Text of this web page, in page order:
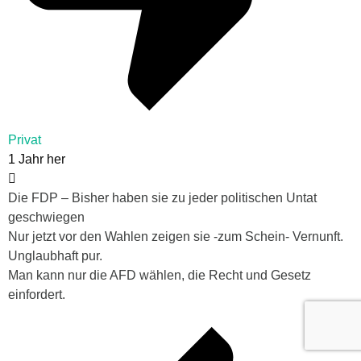
Privat
1 Jahr her
Die FDP – Bisher haben sie zu jeder politischen Untat
geschwiegen
Nur jetzt vor den Wahlen zeigen sie -zum Schein- Vernunft.
Unglaubhaft pur.
Man kann nur die AFD wählen, die Recht und Gesetz
einfordert.